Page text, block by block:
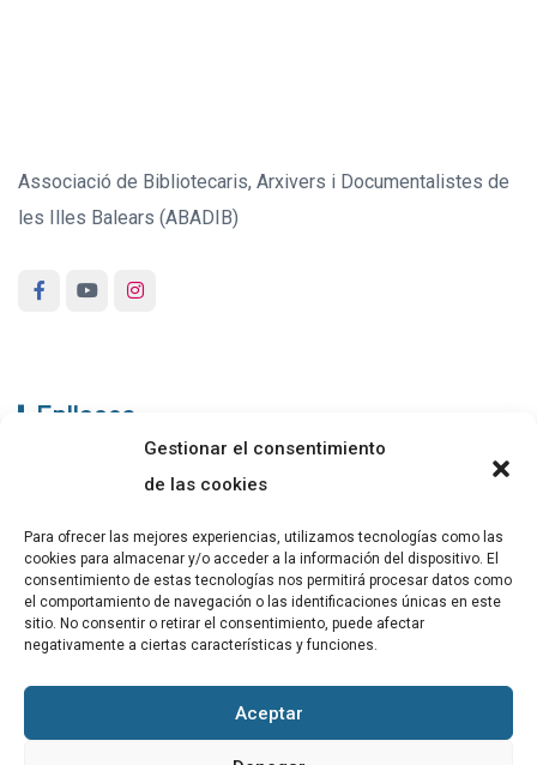
Gestionar el consentimiento
de las cookies
Para ofrecer las mejores experiencias, utilizamos tecnologías como las
cookies para almacenar y/o acceder a la información del dispositivo. El
consentimiento de estas tecnologías nos permitirá procesar datos como
el comportamiento de navegación o las identificaciones únicas en este
sitio. No consentir o retirar el consentimiento, puede afectar
negativamente a ciertas características y funciones.
Aceptar
Associació de Bibliotecaris, Arxivers i Documentalistes de
les Illes Balears (ABADIB)
Enllaços
PUBLICACIONS
CONTACTE
Altres